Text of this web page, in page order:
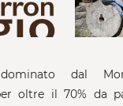
dal
oltre il 70% da